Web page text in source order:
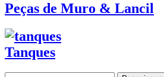
Peças de Muro & Lancil
Tanques